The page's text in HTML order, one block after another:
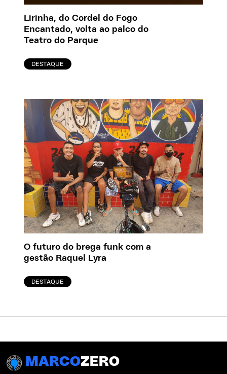
Lirinha, do Cordel do Fogo
Encantado, volta ao palco do
Teatro do Parque
DESTAQUE
O futuro do brega funk com a
gestão Raquel Lyra
DESTAQUE
MARCOZERO